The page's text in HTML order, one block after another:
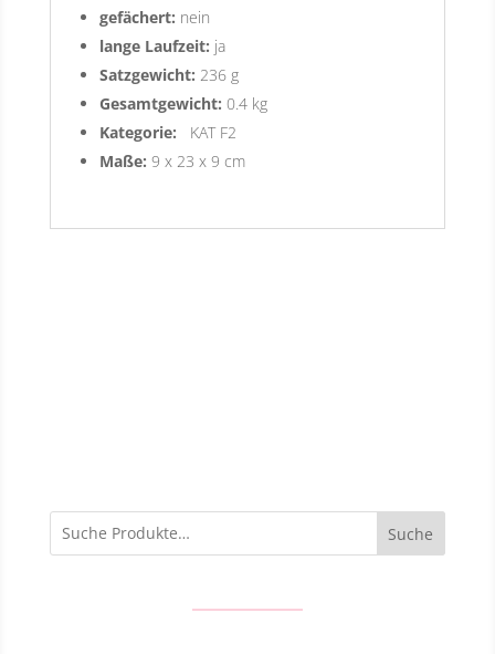
gefächert: nein
lange Laufzeit: ja
Satzgewicht: 236 g
Gesamtgewicht: 0.4 kg
Kategorie:
KAT F2
Maße: 9 x 23 x 9 cm
Suche